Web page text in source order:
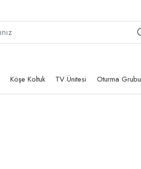
Köşe Koltuk TV Ünitesi Oturma Grubu